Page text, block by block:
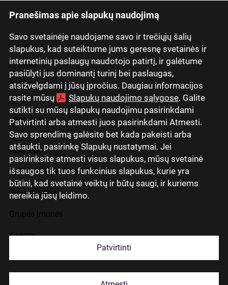
Pranešimas apie slapukų naudojimą
Savo svetainėje naudojame savo ir trečiųjų šalių
slapukus, kad suteiktume jums geresnę svetainės ir
internetinių paslaugų naudotojo patirtį, ir galėtume
pasiūlyti jus dominantį turinį bei paslaugas,
atsižvelgdami į jūsų įpročius. Daugiau informacijos
rasite mūsų
Slapukų naudojimo sąlygose. Galite
sutikti su mūsų slapukų naudojimu pasirinkdami
Patvirtinti arba atmesti juos pasirinkdami Atmesti.
Savo sprendimą galėsite bet kada pakeisti arba
atšaukti, pasirinkę Slapukų nustatymai. Jei
pasirinksite atmesti visus slapukus, mūsų svetainė
išsaugos tik tuos funkcinius slapukus, kurie yra
būtini, kad svetainė veiktų ir būtų saugi, ir kuriems
nereikia jūsų leidimo.
Patvirtinti
Latviski
Русский
English
Eesti
Lietuviškai
Apie mus
Ryšiai su investuotojais
Žiniasklaidai
Karjera